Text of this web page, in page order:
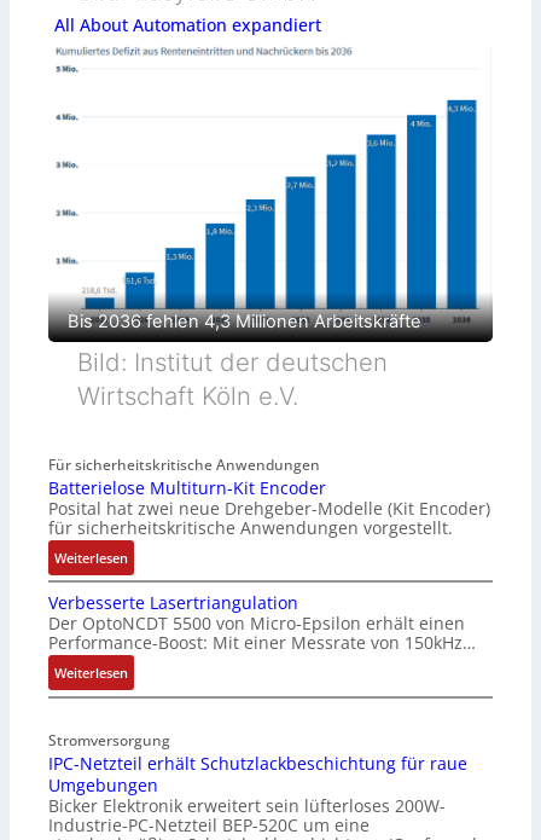
All About Automation expandiert
Bis 2036 fehlen 4,3 Millionen Arbeitskräfte
Bild: Institut der deutschen
Wirtschaft Köln e.V.
Für sicherheitskritische Anwendungen
Batterielose Multiturn-Kit Encoder
Posital hat zwei neue Drehgeber-Modelle (Kit Encoder)
für sicherheitskritische Anwendungen vorgestellt.
Weiterlesen:
B
a
t
t
e
r
e
l
o
s
e
Verbesserte Lasertriangulation
Der OptoNCDT 5500 von Micro-Epsilon erhält einen
Performance-Boost: Mit einer Messrate von 150kHz…
Weiterlesen:
V
r
b
e
s
s
Stromversorgung
IPC-Netzteil erhält Schutzlackbeschichtung für raue
Umgebungen
Bicker Elektronik erweitert sein lüfterloses 200W-
Industrie-PC-Netzteil BEP-520C um eine